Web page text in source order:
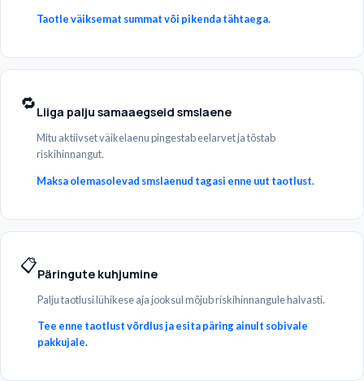
Taotle väiksemat summat või pikenda tähtaega.
🔁Liiga palju samaaegseid smslaene
Mitu aktiivset väikelaenu pingestab eelarvet ja tõstab
riskihinnangut.
Maksa olemasolevad smslaenud tagasi enne uut taotlust.
📋Päringute kuhjumine
Palju taotlusi lühikese aja jooksul mõjub riskihinnangule halvasti.
Tee enne taotlust võrdlus ja esita päring ainult sobivale
pakkujale.